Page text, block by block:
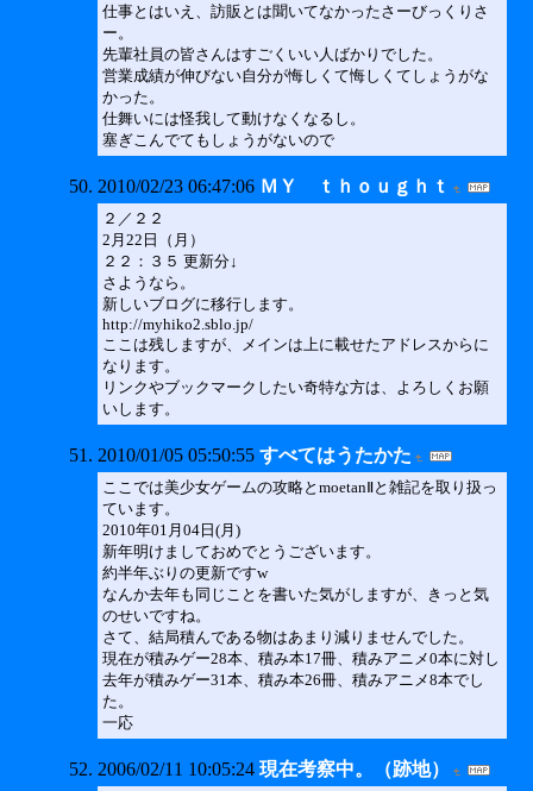
仕事とはいえ、訪販とは聞いてなかったさーびっくりさ
ー。
先輩社員の皆さんはすごくいい人ばかりでした。
営業成績が伸びない自分が悔しくて悔しくてしょうがな
かった。
仕舞いには怪我して動けなくなるし。
塞ぎこんでてもしょうがないので
2010/02/23 06:47:06 ＭＹ ｔｈｏｕｇｈｔ
２／２２
2月22日（月）
２２：３５ 更新分↓
さようなら。
新しいブログに移行します。
http://myhiko2.sblo.jp/
ここは残しますが、メインは上に載せたアドレスからに
なります。
リンクやブックマークしたい奇特な方は、よろしくお願
いします。
2010/01/05 05:50:55 すべてはうたかた
ここでは美少女ゲームの攻略とmoetanⅡと雑記を取り扱っ
ています。
2010年01月04日(月)
新年明けましておめでとうございます。
約半年ぶりの更新ですw
なんか去年も同じことを書いた気がしますが、きっと気
のせいですね。
さて、結局積んである物はあまり減りませんでした。
現在が積みゲー28本、積み本17冊、積みアニメ0本に対し
去年が積みゲー31本、積み本26冊、積みアニメ8本でし
た。
一応
2006/02/11 10:05:24 現在考察中。（跡地）